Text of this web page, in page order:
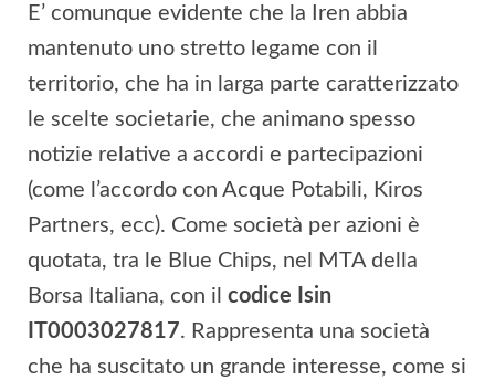
E’ comunque evidente che la Iren abbia
mantenuto uno stretto legame con il
territorio, che ha in larga parte caratterizzato
le scelte societarie, che animano spesso
notizie relative a accordi e partecipazioni
(come l’accordo con Acque Potabili, Kiros
Partners, ecc). Come società per azioni è
quotata, tra le Blue Chips, nel MTA della
Borsa Italiana, con il codice Isin
IT0003027817. Rappresenta una società
che ha suscitato un grande interesse, come si